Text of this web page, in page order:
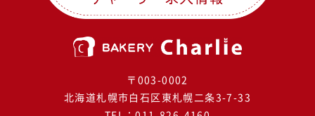
〒003-0002
北海道札幌市白石区東札幌二条3-7-33